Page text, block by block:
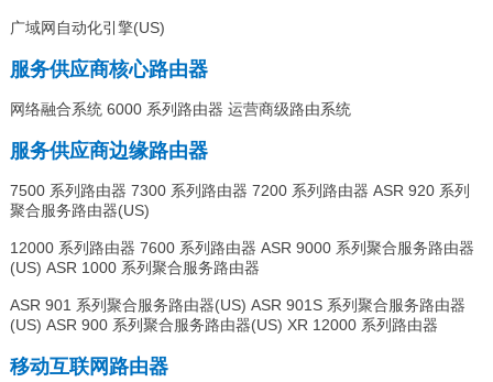
广域网自动化引擎(US)
服务供应商核心路由器
网络融合系统 6000 系列路由器 运营商级路由系统
服务供应商边缘路由器
7500 系列路由器 7300 系列路由器 7200 系列路由器 ASR 920 系列
聚合服务路由器(US)
12000 系列路由器 7600 系列路由器 ASR 9000 系列聚合服务路由器
(US) ASR 1000 系列聚合服务路由器
ASR 901 系列聚合服务路由器(US) ASR 901S 系列聚合服务路由器
(US) ASR 900 系列聚合服务路由器(US) XR 12000 系列路由器
移动互联网路由器